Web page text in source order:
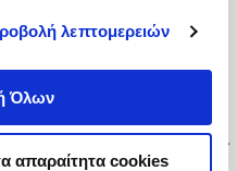
λεπτομερειών
Όλων
απαραίτητα cookies
106 79
09:00-21:00